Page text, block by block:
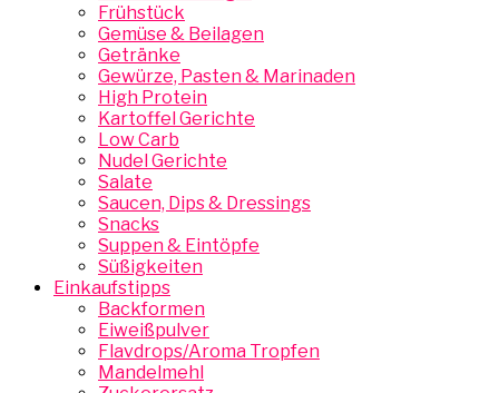
Frühstück
Gemüse & Beilagen
Getränke
Gewürze, Pasten & Marinaden
High Protein
Kartoffel Gerichte
Low Carb
Nudel Gerichte
Salate
Saucen, Dips & Dressings
Snacks
Suppen & Eintöpfe
Süßigkeiten
Einkaufstipps
Backformen
Eiweißpulver
Flavdrops/Aroma Tropfen
Mandelmehl